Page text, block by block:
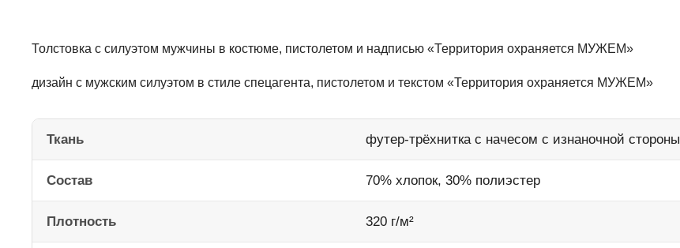
Толстовка с силуэтом мужчины в костюме, пистолетом и надписью «Территория охраняется МУЖЕМ»
дизайн с мужским силуэтом в стиле спецагента, пистолетом и текстом «Территория охраняется МУЖЕМ»
Ткань футер-трёхнитка с начесом с изнаночной стороны
Состав 70% хлопок, 30% полиэстер
Плотность 320 г/м²